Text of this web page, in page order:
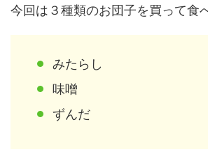
今回は３種類のお団子を買って食
みたらし
味噌
ずんだ